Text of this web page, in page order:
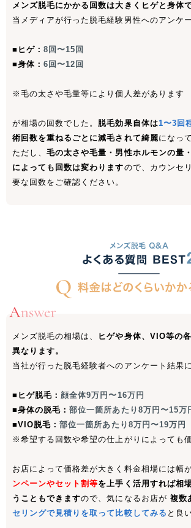
メンズ脱毛にかかる回数は大きくヒゲと身体
当メディアが行った脱毛経験男性へのアンケ
■ヒゲ：8回〜15回
■身体：6回〜12回
※毛の太さや毛量等により個人差があります
が相場の回数でした。脱毛効果自体は1〜3回
術回数を重ねるごとに減毛されて綺麗になっ
ただし、毛の太さや毛量・男性ホルモンの量
によっても回数は変わりますので、カウンセ
要な回数をご確認ください。
メンズ脱毛の相場は、
ヒゲや身体、VIO等の
異なります。
当社が行った脱毛経験者へのアンケート結果
■ヒゲ脱毛： 顔全体9万円〜16万円
■身体の脱毛：部位一箇所あたり8万円〜15万
■VIO脱毛：部位一箇所あたり8万円〜19万円
※希望する回数や希望の仕上がりによっても
お店によって価格差が大きく料金相場には幅
ンペーンやセット割等を上手く活用すれば相
うこともできますので、気になるお店が 複数
セリングで見積りを取って比較してみる と良
千葉県 東京都 神奈川県
中部
愛知県
関西
島根県 岡山県
山口県
高知県
福岡県 佐賀県
大分県 宮崎県 鹿児島県